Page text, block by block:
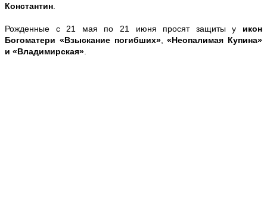
Константин
Рожденные с 21 мая по 21 июня просят защиты у икон
Богоматери «Взыскание погибших»,
«Неопалимая Купина»
и «Владимирская»